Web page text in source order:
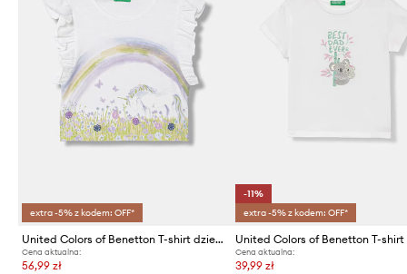
extra -5% z kodem: OFF*
United Colors of Benetton T-shirt dziecięcy bawełniany
Cena aktualna:
56,99 zł
-11%
extra -5% z kodem: OFF*
Cena aktualna:
39,99 zł